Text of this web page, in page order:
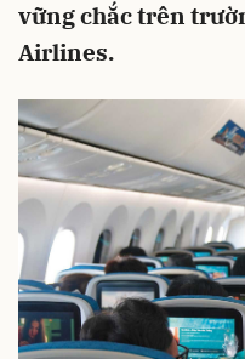
vững chắc trên
Airlines.